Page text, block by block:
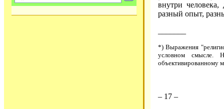
внутри
разный oпыт,
*) Выражения
условном смысле.
объективированному
– 17 –